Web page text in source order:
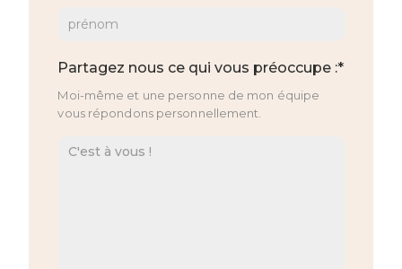
Partagez nous ce qui vous préoccupe :*
Moi-même et une personne de mon équipe
vous répondons personnellement.